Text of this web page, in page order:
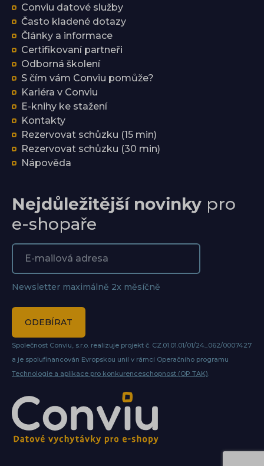
Conviu datové služby
Často kladené dotazy
Články a informace
Certifikovaní partneři
Odborná školení
S čím vám Conviu pomůže?
Kariéra v Conviu
E-knihy ke stažení
Kontakty
Rezervovat schůzku (15 min)
Rezervovat schůzku (30 min)
Nápověda
Nejdůležitější novinky pro
e-shopaře
Newsletter maximálně 2x měsíčně
ODEBÍRAT
Společnost Conviu, s.r.o. realizuje projekt č. CZ.01.01.01/01/24_062/0007427
a je spolufinancován Evropskou unií v rámci Operačního programu
Technologie a aplikace pro konkurenceschopnost (OP TAK).